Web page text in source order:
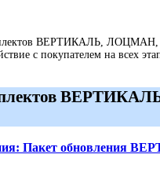
ВЕРТИКАЛЬ, ЛОЦМАН,
с покупателем на всех
Пакет обновления